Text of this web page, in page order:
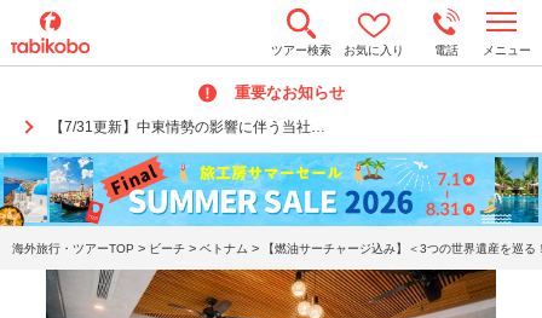
ツアー検索 お気に入り 電話 メニュー
重要なお知らせ
【7/31更新】中東情勢の影響に伴う当社…
o
n
a
v
i
g
a
t
海外旅行・ツアーTOP > ビーチ > ベトナム > 【燃油サーチャージ込み】＜3つの世界遺産を巡